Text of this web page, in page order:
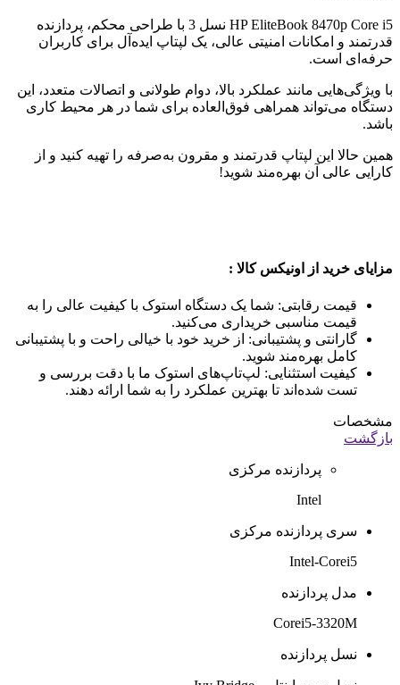
HP EliteBook 8470p Core i5 نسل 3 با طراحی محکم، پردازنده
قدرتمند و امکانات امنیتی عالی، یک لپتاپ ایده‌آل برای کاربران
حرفه‌ای است.
با ویژگی‌هایی مانند عملکرد بالا، دوام طولانی و اتصالات متعدد، این
دستگاه می‌تواند همراهی فوق‌العاده برای شما در هر محیط کاری
باشد.
همین حالا این لپتاپ قدرتمند و مقرون به‌صرفه را تهیه کنید و از
کارایی عالی آن بهره‌مند شوید!
مزایای خرید از اونیکس کالا :
قیمت رقابتی: شما یک دستگاه استوک با کیفیت عالی را به
قیمت مناسبی خریداری می‌کنید.
گارانتی و پشتیبانی: از خرید خود با خیالی راحت و با پشتیبانی
کامل بهره‌مند شوید.
کیفیت استثنایی: لپ‌تاپ‌های استوک ما با دقت بررسی و
تست شده‌اند تا بهترین عملکرد را به شما ارائه دهند.
مشخصات
بازگشت
پردازنده مرکزی
Intel
سری پردازنده مرکزی
Intel-Corei5
مدل پردازنده
Corei5-3320M
نسل پردازنده